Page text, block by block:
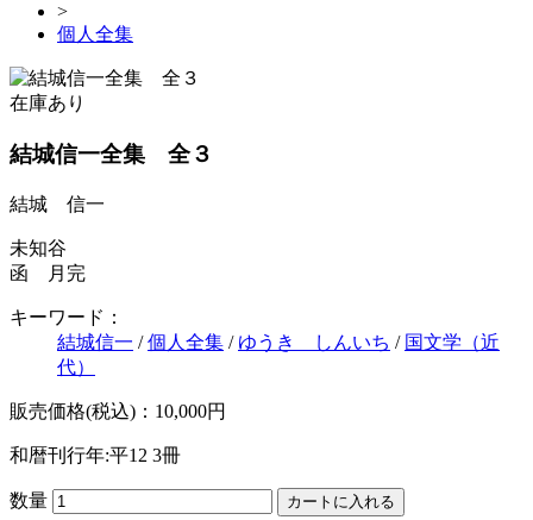
>
個人全集
在庫あり
結城信一全集 全３
結城 信一
未知谷
函 月完
キーワード：
結城信一 /個人全集 / ゆうき しんいち / 国文学（近
代）
販売価格(税込)：10,000円
和暦刊行年:平12 3冊
数量